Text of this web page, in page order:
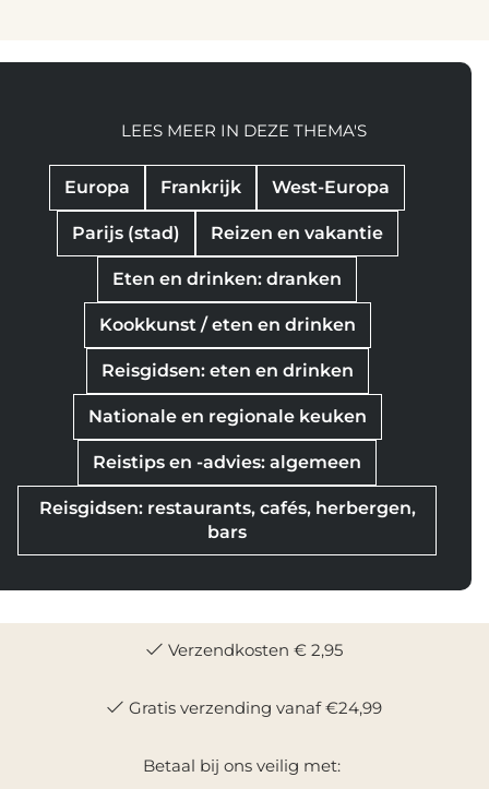
Europa Frankrijk West-Europa
Parijs (stad) Reizen en vakantie
Eten en drinken: dranken
Kookkunst / eten en drinken
Reisgidsen: eten en drinken
Nationale en regionale keuken
Reistips en -advies: algemeen
Reisgidsen: restaurants, cafés, herbergen,
bars
LEES MEER IN DEZE THEMA'S
Verzendkosten € 2,95
Gratis verzending vanaf €24,99
Betaal bij ons veilig met: